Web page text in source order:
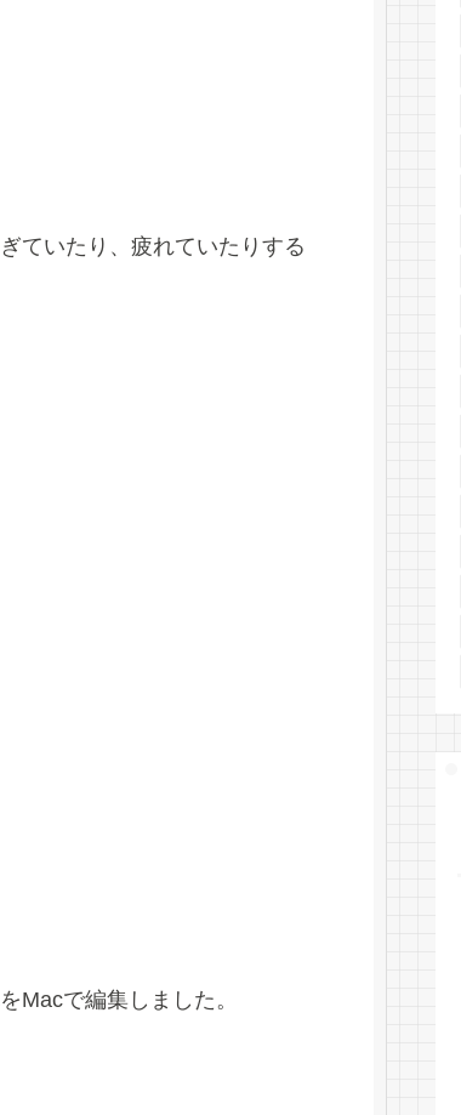
ていたり、疲れていたりする
Macで編集しました。